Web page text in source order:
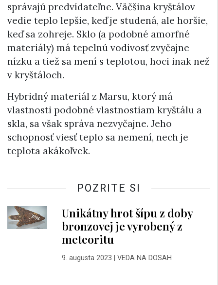
správajú predvídateľne. Väčšina kryštálov
vedie teplo lepšie, keď je studená, ale horšie,
keď sa zohreje. Sklo (a podobné amorfné
materiály) má tepelnú vodivosť zvyčajne
nízku a tiež sa mení s teplotou, hoci inak než
v kryštáloch.
Hybridný materiál z Marsu, ktorý má
vlastnosti podobné vlastnostiam kryštálu a
skla, sa však správa nezvyčajne. Jeho
schopnosť viesť teplo sa nemení, nech je
teplota akákoľvek.
POZRITE SI
Unikátny hrot šípu z doby
bronzovej je vyrobený z
meteoritu
9. augusta 2023 VEDA NA DOSAH